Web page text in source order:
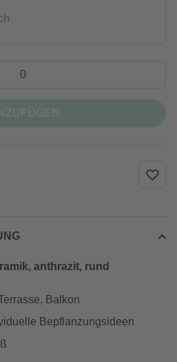
anthrazit, rund
Balkon
Bepflanzungsideen